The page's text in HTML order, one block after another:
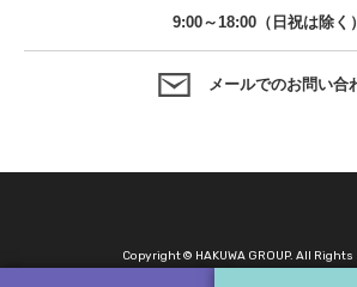
9:00～18:00（日祝は除く）
メールでのお問い合
Copyright © HAKUWA GROUP. All